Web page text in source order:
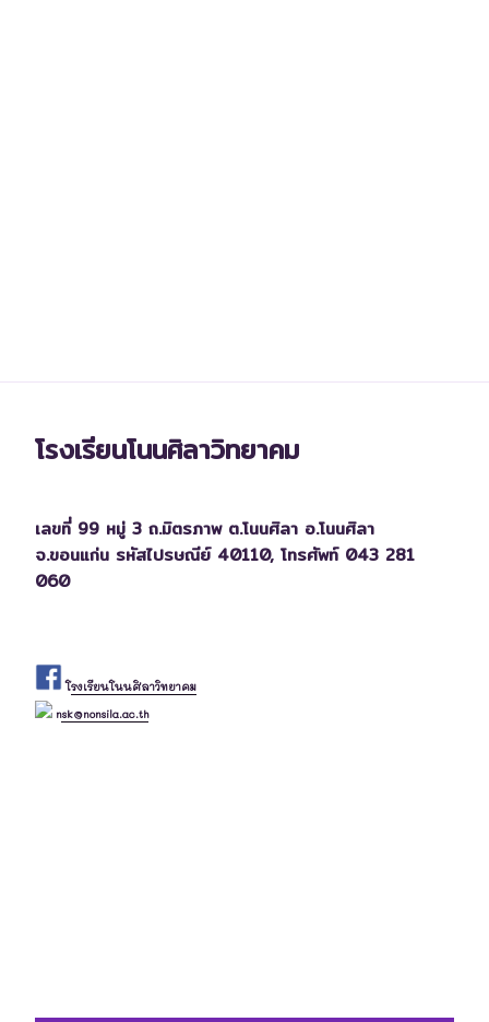
โรงเรียนโนนศิลาวิทยาคม
เลขที่ 99 หมู่ 3 ถ.มิตรภาพ ต.โนนศิลา อ.โนนศิลา
จ.ขอนแก่น รหัสไปรษณีย์ 40110, โทรศัพท์ 043 281
060
โรงเรียนโนนศิลาวิทยาคม
nsk@nonsila.ac.th